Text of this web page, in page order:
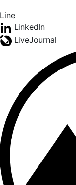
Line
LinkedIn
LiveJournal